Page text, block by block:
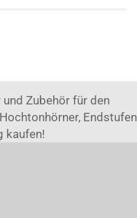
Zubehör für den
Endstufen
kaufen!